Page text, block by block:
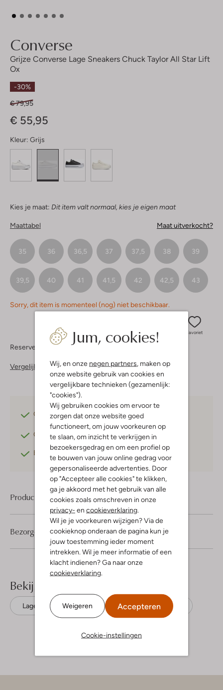
Jum, cookies!
Wij, en onze negen partners , maken op
onze website gebruik van cookies en
vergelijkbare technieken (gezamenlijk:
"cookies").
Wij gebruiken cookies om ervoor te
zorgen dat onze website goed
functioneert, om jouw voorkeuren op
te slaan, om inzicht te verkrijgen in
bezoekersgedrag en om een profiel op
te bouwen van jouw online gedrag voor
gepersonaliseerde advertenties. Door
op "Accepteer alle cookies" te klikken,
ga je akkoord met het gebruik van alle
cookies zoals omschreven in onze
privacy- en cookieverklaring
Wil je je voorkeuren wijzigen? Via de
cookieknop onderaan de pagina kun je
jouw toestemming ieder moment
intrekken. Wil je meer informatie of een
klacht indienen? Ga naar onze
cookieverklaring
Weigeren Accepteren
Cookie-instellingen
Converse
Grijze Converse Lage Sneakers Chuck Taylor All Star Lift
Ox
-30%
€ 79,95
€ 55,95
Kleur: Grijs
Kies je maat: Dit item valt normaal, kies je eigen maat
Maattabel Maat uitverkocht?
35 36 36,5 37 37,5 38 39
39,5 40 41 41,5 42 42,5 43
Sorry, dit item is momenteel (nog) niet beschikbaar.
Favoriet
Reserveer direct in een van onze 37 boutiques
Vergelijkbare items
Gratis verzendingvanaf €75,-
Gratis retournerenbinnen 30 dagen*
Betaal achteraf met Klarna
Product informatie
Bezorgen & retourneren
Bekijk meer
Lage sneakers Converse Canvas